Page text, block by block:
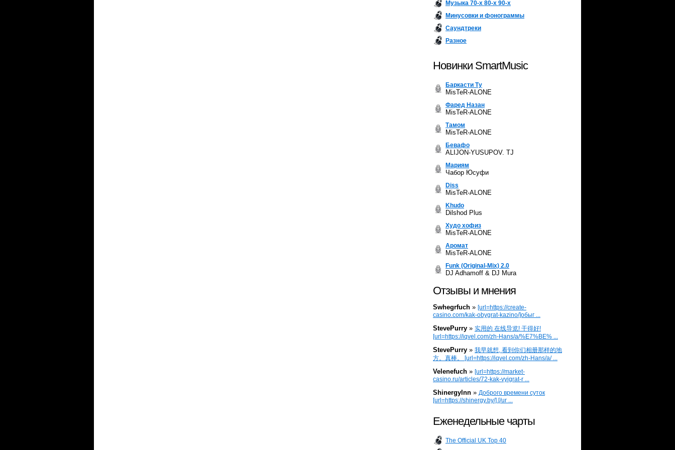
Музыка 70-х 80-х 90-х
Минусовки и фонограммы
Саундтреки
Разное
Новинки SmartMusic
Баркасти Ту
MisTeR-ALONE
Фаред Назан
MisTeR-ALONE
Тамом
MisTeR-ALONE
Бевафо
ALIJON-YUSUPOV. TJ
Мариям
Чабор Юсуфи
Diss
MisTeR-ALONE
Khudo
Dilshod Plus
Худо хофиз
MisTeR-ALONE
Аромат
MisTeR-ALONE
Funk (Original-Mix) 2.0
DJ Adhamoff & DJ Mura
Отзывы и мнения
Swhegrfuch » [url=https://create-
casino.com/kak-obygrat-kazino/]обыг ...
StevePurry » 实用的 在线导览! 干得好!
[url=https://iqvel.com/zh-Hans/a/%E7%BE% ...
StevePurry » 我早就想, 看到你们相册那样的地
方。真棒。 [url=https://iqvel.com/zh-Hans/a/ ...
Velenefuch » [url=https://market-
casino.ru/articles/72-kak-vyigrat-r ...
Shinergylnn » Доброго времени суток
[url=https://shinergy.by/].[/ur ...
Еженедельные чарты
The Official UK Top 40